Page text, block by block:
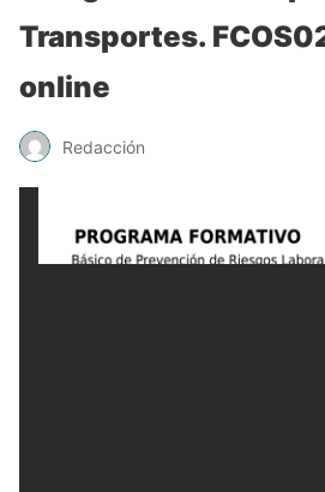
Transportes.
online
Redacción